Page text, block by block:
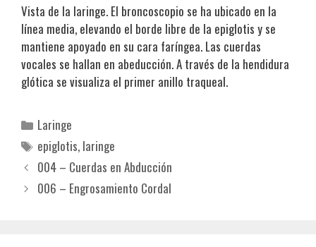
Vista de la laringe. El broncoscopio se ha ubicado en la
línea media, elevando el borde libre de la epiglotis y se
mantiene apoyado en su cara faríngea. Las cuerdas
vocales se hallan en abeducción. A través de la hendidura
glótica se visualiza el primer anillo traqueal.
Categorías
Laringe
Etiquetas
epiglotis, laringe
004 – Cuerdas en Abducción
006 – Engrosamiento Cordal